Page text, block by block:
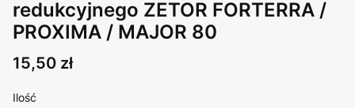
redukcyjnego ZETOR FORTERRA /
PROXIMA / MAJOR 80
Cena
15,50 zł
Ilość